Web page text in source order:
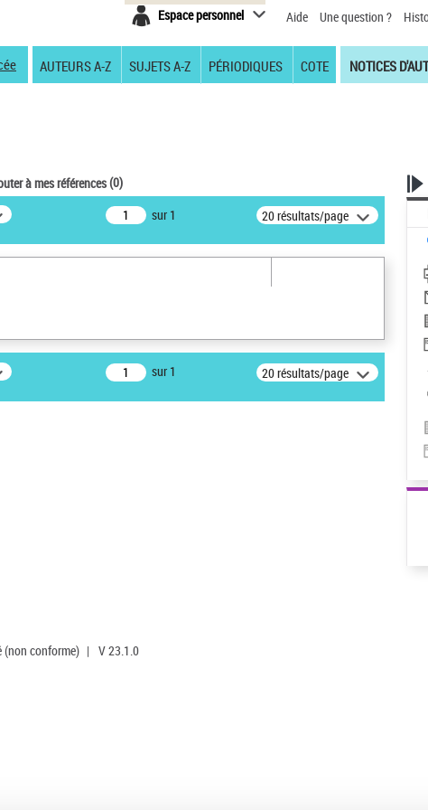
Espace personnel Aide Une question ?
AUTEURS A-Z SUJETS A-Z PÉRIODIQUES COTE NOTICES
à mes références(0)
sur 1 20 résultats/page
sur 1 20 résultats/page
(non conforme) | V 23.1.0